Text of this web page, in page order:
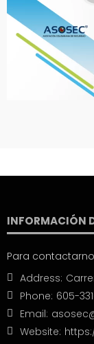
INFORMACIÓN
Para
Address:
Phone: 605-
Email:
Website: